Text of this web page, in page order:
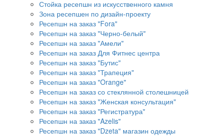
Стойка ресепшн из искусственного камня
Зона ресепшен по дизайн-проекту
Ресепшн на заказ "Fora"
Ресепшн на заказ "Черно-белый"
Ресепшн на заказ "Амели"
Ресепшн на заказ Для Фитнес центра
Ресепшн на заказ "Бутис"
Ресепшн на заказ "Трапеция"
Ресепшн на заказ "Orange"
Ресепшн на заказ со стеклянной столешницей
Ресепшн на заказ "Женская консультация"
Ресепшн на заказ "Регистратура"
Ресепшн на заказ "Azelis"
Ресепшн на заказ "Dzeta" магазин одежды